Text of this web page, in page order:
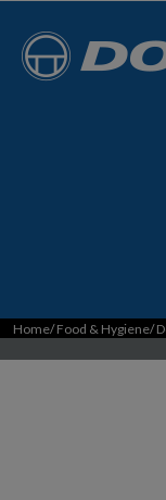
Home/Food & Hygiene/